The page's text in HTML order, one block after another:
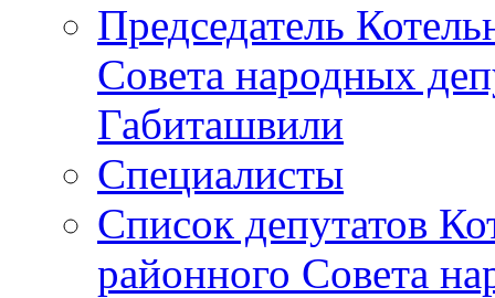
Председатель
Совета народных
Габиташвили
Специалисты
Список депутатов
районного Совета